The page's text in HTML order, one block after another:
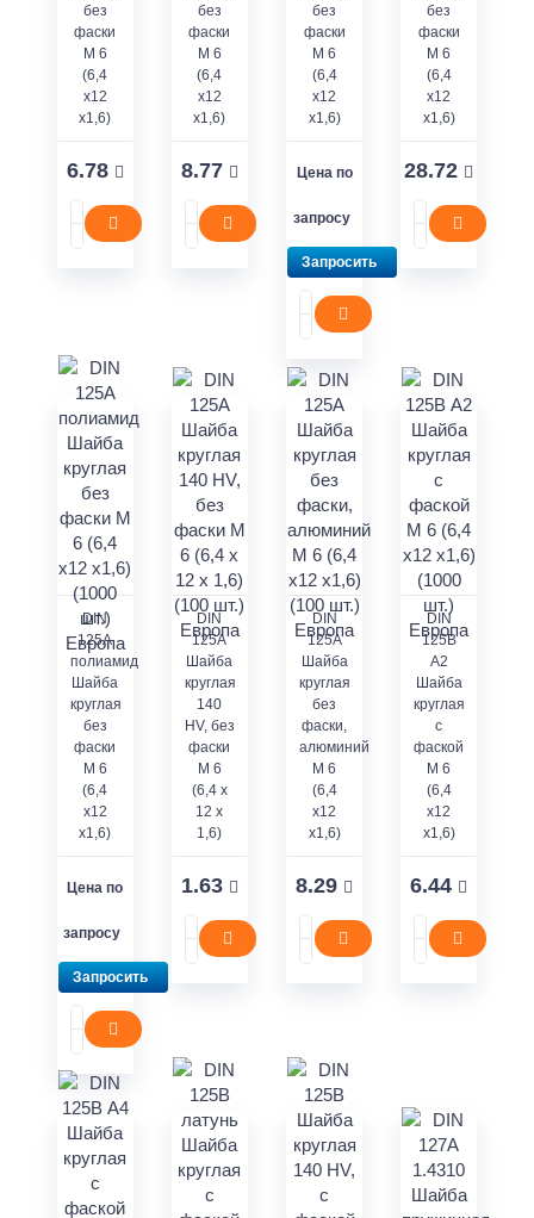
без
фаски
M 6
(6,4
x12
x1,6)
6.78
без
фаски
M 6
(6,4
x12
x1,6)
8.77
без
фаски
M 6
(6,4
x12
x1,6)
Цена по
запросу
Запросить
без
фаски
M 6
(6,4
x12
x1,6)
28.72
DIN
125A
полиамид
Шайба
круглая
без
фаски
M 6
(6,4
x12
x1,6)
Цена по
запросу
Запросить
DIN
125A
Шайба
круглая
140
HV, без
фаски
M 6
(6,4 x
12 x
1,6)
1.63
DIN
125А
Шайба
круглая
без
фаски,
алюминий
М 6
(6,4
x12
x1,6)
8.29
DIN
125В
A2
Шайба
круглая
с
фаской
М 6
(6,4
x12
x1,6)
6.44